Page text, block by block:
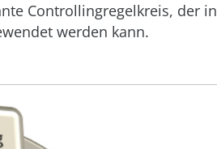
Controllingregelkreis, der in
werden kann.